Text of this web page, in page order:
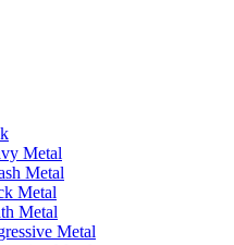
Metal
Metal
Metal
Metal
Metal